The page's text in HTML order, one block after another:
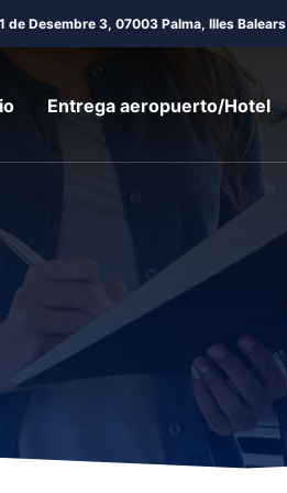
de Desembre 3, 07003 Palma, Illes Balears
Entrega aeropuerto/Hotel